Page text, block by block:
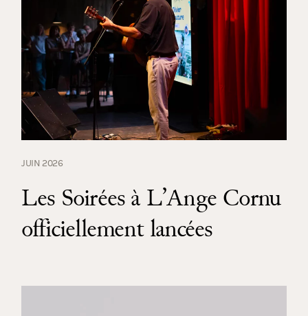
JUIN 2026
Les Soirées à L’Ange Cornu
officiellement lancées